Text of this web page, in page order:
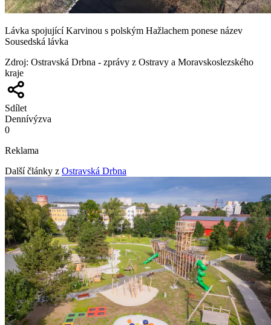
Lávka spojující Karvinou s polským Hažlachem ponese název
Sousedská lávka
Zdroj: Ostravská Drbna - zprávy z Ostravy a Moravskoslezského
kraje
Sdílet
Dennívýzva
0
Reklama
Další články z Ostravská Drbna